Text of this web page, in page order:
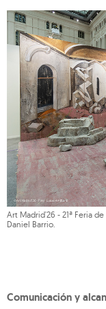
Art Madrid'26 - 21ª Feria
Daniel Barrio.
Comunicación y